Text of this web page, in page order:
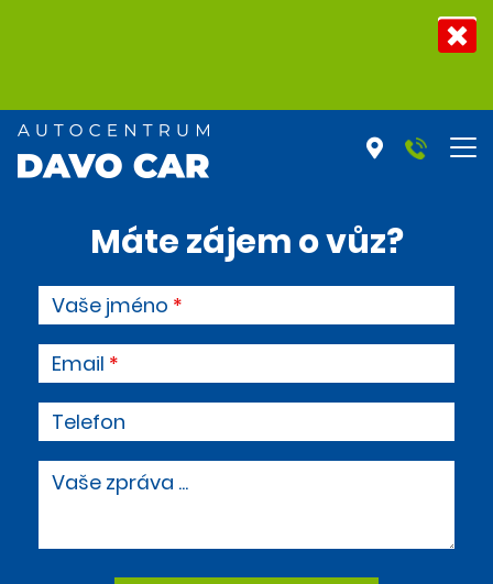
Máte zájem o vůz?
Vaše jméno
Email
Telefon
Vaše zpráva ...